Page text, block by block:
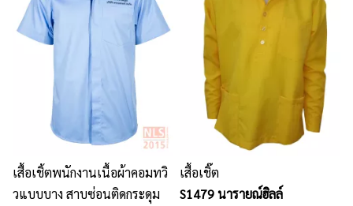
เสื้อเชิ้ตพนักงานเนื้อผ้าคอมทวิ
วแบบบาง สาบซ่อนติดกระดุม
เสื้อเชิ๊ต
S1479 นารายณ์ฮิลล์